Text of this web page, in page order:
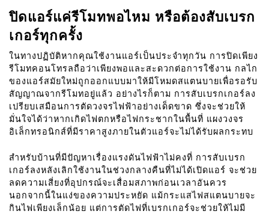
ปิดแอร์แค่รีโมทพอไหม หรือต้องสับเบรก
เกอร์ทุกครั้ง
ในทางปฏิบัติหากคุณใช้งานแอร์เป็นประจำทุกวัน การปิดเพียง
รีโมทคอนโทรลถือว่าเพียงพอและสะดวกต่อการใช้งาน กลไก
ของแอร์สมัยใหม่ถูกออกแบบมาให้มีโหมดสแตนบายเพื่อรอรับ
สัญญาณจากรีโมทอยู่แล้ว อย่างไรก็ตาม การสับเบรกเกอร์ลง
เปรียบเสมือนการตัดวงจรไฟฟ้าอย่างเด็ดขาด ซึ่งจะช่วยให้
มั่นใจได้ว่าหากเกิดไฟตกหรือไฟกระชากในพื้นที่ แผงวงจร
อิเล็กทรอนิกส์ที่มีราคาสูงภายในตัวแอร์จะไม่ได้รับผลกระทบ
สำหรับบ้านที่มีปัญหาเรื่องแรงดันไฟฟ้าไม่คงที่ การสับเบรก
เกอร์ลงหลังเลิกใช้งานในช่วงกลางคืนที่ไม่ได้เปิดแอร์ จะช่วย
ลดความเสี่ยงที่อุปกรณ์จะเสื่อมสภาพก่อนเวลาอันควร
นอกจากนี้ในแง่ของความประหยัด แม้กระแสไฟสแตนบายจะ
กินไฟเพียงเล็กน้อย แต่การตัดไฟที่เบรกเกอร์จะช่วยให้ไม่มี